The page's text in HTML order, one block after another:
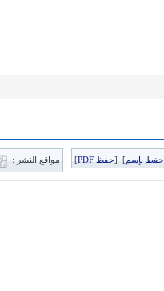
حفظ بإسم]
[حفظ PDF ] مواقع النشر :